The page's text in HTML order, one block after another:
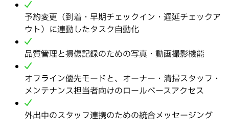
予約変更（到着・早期チェックイン・遅延チェックア
ウト）に連動したタスク自動化
品質管理と損傷記録のための写真・動画撮影機能
オフライン優先モードと、オーナー・清掃スタッフ・
メンテナンス担当者向けのロールベースアクセス
外出中のスタッフ連携のための統合メッセージング